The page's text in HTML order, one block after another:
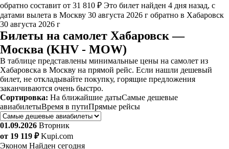
обратно составит от 31 810 ₽ Это билет найден 4 дня назад, с
датами вылета в Москву 30 августа 2026 г обратно в Хабаровск
30 августа 2026 г
Билеты на самолет Хабаровск —
Москва (KHV - MOW)
В таблице представлены минимальные цены на самолет из
Хабаровска в Москву на прямой рейс. Если нашли дешевый
билет, не откладывайте покупку, горящие предложения
заканчиваются очень быстро.
Сортировка: На ближайшие датыСамые дешевые
авиабилетыВремя в путиПрямые рейсы
01.09.2026 Вторник
от 19 119 ₽ Kupi.com
Эконом Найден сегодня